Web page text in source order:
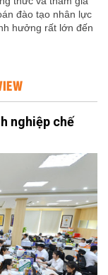
đào tạo nhân lực
hưởng rất lớn đến
nghiệp chế